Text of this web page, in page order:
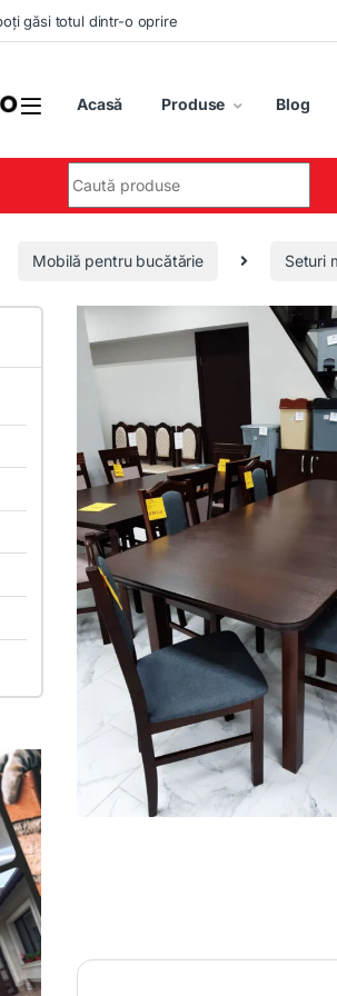
găsi totul dintr-o oprire
Acasă Produse Blog
Mobilă pentru bucătărie Seturi